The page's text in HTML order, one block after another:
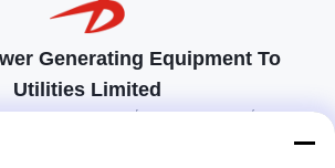
Generating Equipment To
Utilities Limited
για να ανταποκρίνονται στις απαιτήσεις των